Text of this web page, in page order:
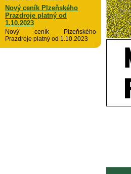
Nový ceník Plzeňského
Prazdroje platný od
1.10.2023
Nový ceník Plzeňského
Prazdroje platný od 1.10.2023